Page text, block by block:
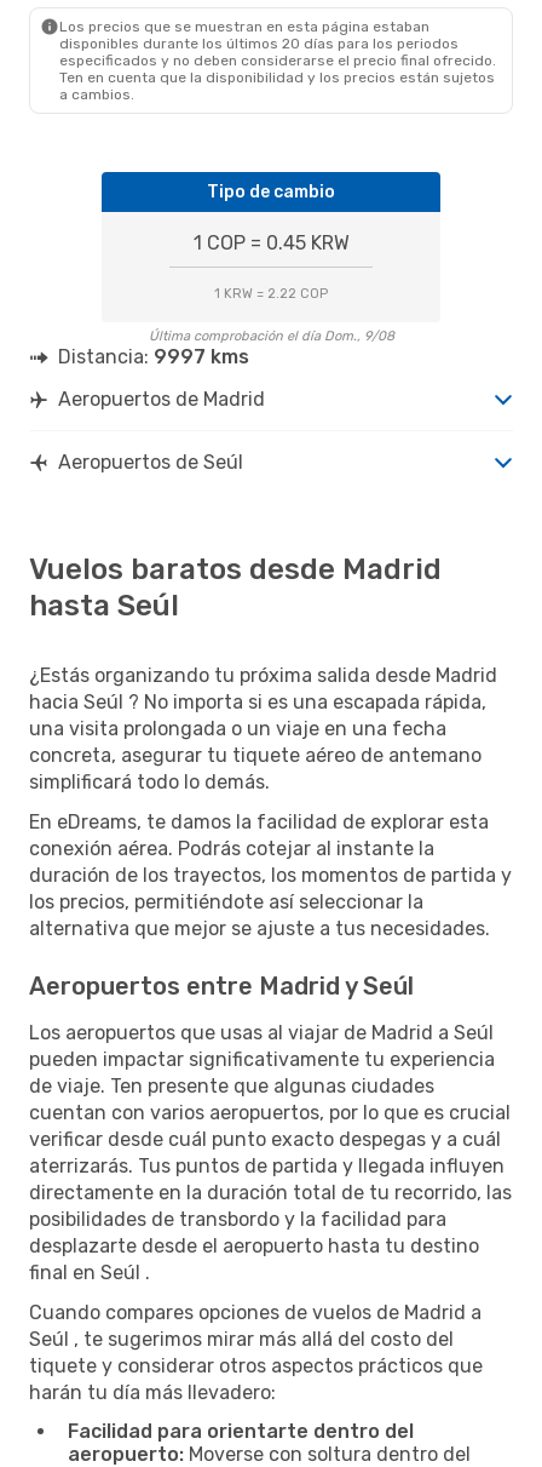
Los precios que se muestran en esta página estaban
disponibles durante los últimos 20 días para los periodos
especificados y no deben considerarse el precio final ofrecido.
Ten en cuenta que la disponibilidad y los precios están sujetos
a cambios.
Tipo de cambio
1 COP = 0.45 KRW
1 KRW = 2.22 COP
Última comprobación el día Dom., 9/08
Distancia: 9997 kms
Aeropuertos de Madrid
Aeropuertos de Seúl
Vuelos baratos desde Madrid
hasta Seúl
¿Estás organizando tu próxima salida desde Madrid
hacia Seúl ? No importa si es una escapada rápida,
una visita prolongada o un viaje en una fecha
concreta, asegurar tu tiquete aéreo de antemano
simplificará todo lo demás.
En eDreams, te damos la facilidad de explorar esta
conexión aérea. Podrás cotejar al instante la
duración de los trayectos, los momentos de partida y
los precios, permitiéndote así seleccionar la
alternativa que mejor se ajuste a tus necesidades.
Aeropuertos entre Madrid y Seúl
Los aeropuertos que usas al viajar de Madrid a Seúl
pueden impactar significativamente tu experiencia
de viaje. Ten presente que algunas ciudades
cuentan con varios aeropuertos, por lo que es crucial
verificar desde cuál punto exacto despegas y a cuál
aterrizarás. Tus puntos de partida y llegada influyen
directamente en la duración total de tu recorrido, las
posibilidades de transbordo y la facilidad para
desplazarte desde el aeropuerto hasta tu destino
final en Seúl .
Cuando compares opciones de vuelos de Madrid a
Seúl , te sugerimos mirar más allá del costo del
tiquete y considerar otros aspectos prácticos que
harán tu día más llevadero:
Facilidad para orientarte dentro del
aeropuerto: Moverse con soltura dentro del